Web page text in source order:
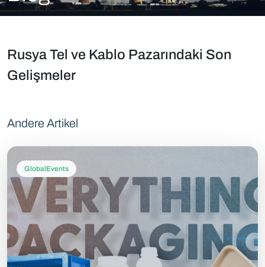
Rusya Tel ve Kablo Pazarındaki Son
Gelişmeler
Andere Artikel
GlobalEvents